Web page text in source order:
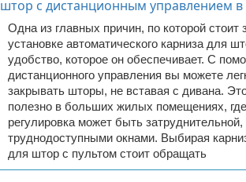
Одна из главных причин, по которой стоит
установке автоматического карниза для
удобство, которое он обеспечивает. С
дистанционного управления вы можете
закрывать шторы, не вставая с дивана.
полезно в больших жилых помещениях,
регулировка может быть
труднодоступными окнами. Выбирая
для штор с пультом стоит обращать